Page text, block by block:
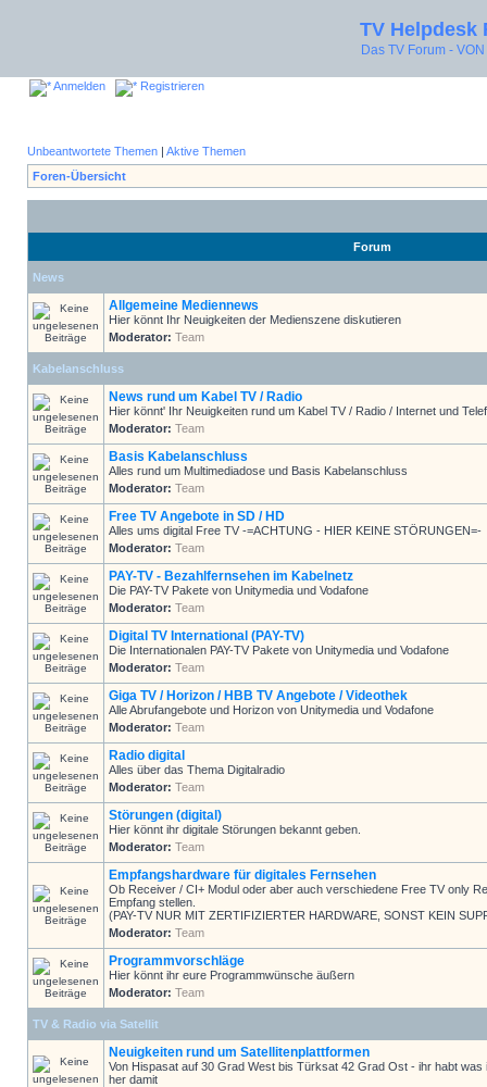
TV Helpdesk
Das TV Forum -
Anmelden Registrieren
Unbeantwortete Themen | Aktive Themen
Foren-Übersicht
Forum
News
Allgemeine Mediennews
Hier könnt Ihr Neuigkeiten der Medienszene diskutieren
Moderator: Team
Kabelanschluss
News rund um Kabel TV / Radio
Hier könnt' Ihr Neuigkeiten rund um Kabel TV / Radio / Internet und
Moderator: Team
Basis Kabelanschluss
Alles rund um Multimediadose und Basis Kabelanschluss
Moderator: Team
Free TV Angebote in SD / HD
Alles ums digital Free TV -=ACHTUNG - HIER KEINE STÖRUNGEN=-
Moderator: Team
PAY-TV - Bezahlfernsehen im Kabelnetz
Die PAY-TV Pakete von Unitymedia und Vodafone
Moderator: Team
Digital TV International (PAY-TV)
Die Internationalen PAY-TV Pakete von Unitymedia und Vodafone
Moderator: Team
Giga TV / Horizon / HBB TV Angebote / Videothek
Alle Abrufangebote und Horizon von Unitymedia und Vodafone
Moderator: Team
Radio digital
Alles über das Thema Digitalradio
Moderator: Team
Störungen (digital)
Hier könnt ihr digitale Störungen bekannt geben.
Moderator: Team
Empfangshardware für digitales Fernsehen
Ob Receiver / CI+ Modul oder aber auch verschiedene Free TV only
Empfang stellen.
(PAY-TV NUR MIT ZERTIFIZIERTER HARDWARE, SONST KEIN
Moderator: Team
Programmvorschläge
Hier könnt ihr eure Programmwünsche äußern
Moderator: Team
TV & Radio via Satellit
Neuigkeiten rund um Satellitenplattformen
Von Hispasat auf 30 Grad West bis Türksat 42 Grad Ost - ihr habt
her damit